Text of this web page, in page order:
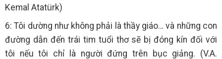
Kemal Atatürk)
6: Tôi dường như không phải là thầy giáo… và những con
đường dẫn đến trái tim tuổi thơ sẽ bị đóng kín đối với
tôi nếu tôi chỉ là người đứng trên bục giảng. (V.A.